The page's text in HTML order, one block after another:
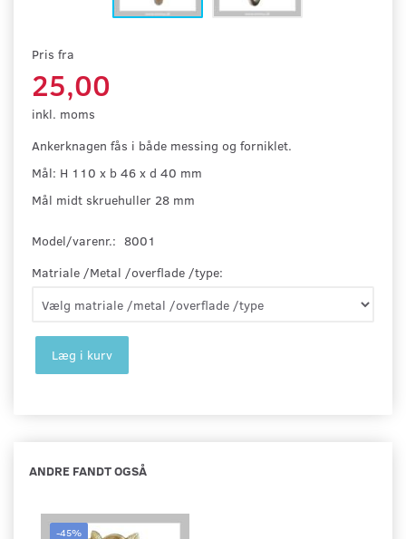
Pris fra
25,00
inkl. moms
Ankerknagen fås i både messing og forniklet.
Mål: H 110 x b 46 x d 40 mm
Mål midt skruehuller 28 mm
Model/varenr.: 8001
Matriale /Metal /overflade /type:
Læg i kurv
ANDRE FANDT OGSÅ
-45%